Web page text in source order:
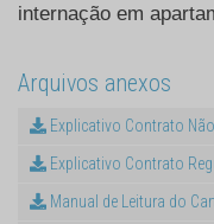
internação em
Arquivos anexos
Explicativo Contrato
Explicativo Contrato
Manual de Leitura do